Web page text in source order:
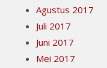
Agustus 2017
Juli 2017
Juni 2017
Mei 2017